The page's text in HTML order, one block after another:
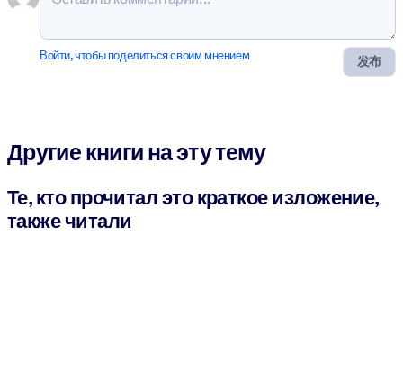
发布
Войти, чтобы поделиться своим мнением
Другие книги на эту тему
Те, кто прочитал это краткое изложение,
также читали